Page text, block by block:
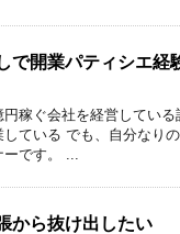
で開業パティシエ経
稼ぐ会社を経営してい
ている でも、自分なり
ーです。 ...
から抜け出したい